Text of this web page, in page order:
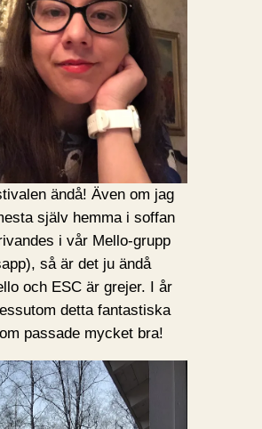
ändå! Även om jag
själv hemma i soffan
i vår Mello-grupp
så är det ju ändå
och ESC är grejer. I år
detta fantastiska
passade mycket bra!